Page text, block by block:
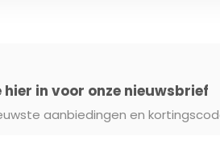
in voor onze nieuwsbrief
aanbiedingen en